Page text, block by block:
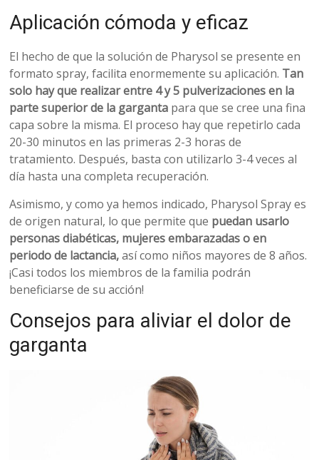
Aplicación cómoda y eficaz
El hecho de que la solución de Pharysol se presente en
formato spray, facilita enormemente su aplicación. Tan
solo hay que realizar entre 4 y 5 pulverizaciones en la
parte superior de la garganta para que se cree una fina
capa sobre la misma. El proceso hay que repetirlo cada
20-30 minutos en las primeras 2-3 horas de
tratamiento. Después, basta con utilizarlo 3-4 veces al
día hasta una completa recuperación.
Asimismo, y como ya hemos indicado, Pharysol Spray es
de origen natural, lo que permite que puedan usarlo
personas diabéticas, mujeres embarazadas o en
periodo de lactancia,así como niños mayores de 8 años.
¡Casi todos los miembros de la familia podrán
beneficiarse de su acción!
Consejos para aliviar el dolor de
garganta